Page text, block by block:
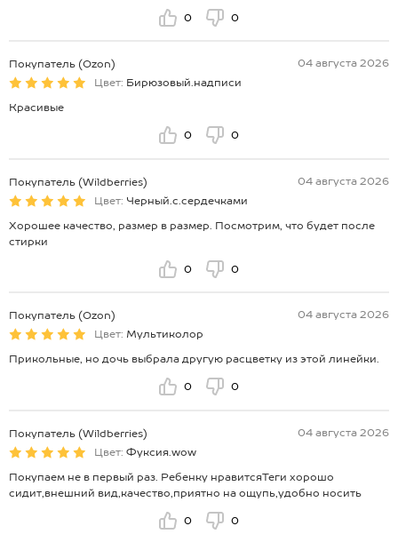
0 0
Покупатель (Ozon)
04 августа 2026
Цвет: Бирюзовый.надписи
Красивые
0 0
Покупатель (Wildberries)
04 августа 2026
Цвет: Черный.с.сердечками
Хорошее качество, размер в размер. Посмотрим, что будет после
стирки
0 0
Покупатель (Ozon)
04 августа 2026
Цвет: Мультиколор
Прикольные, но дочь выбрала другую расцветку из этой линейки.
0 0
Покупатель (Wildberries)
04 августа 2026
Цвет: Фуксия.wow
Покупаем не в первый раз. Ребенку нравитсяТеги хорошо
сидит,внешний вид,качество,приятно на ощупь,удобно носить
0 0